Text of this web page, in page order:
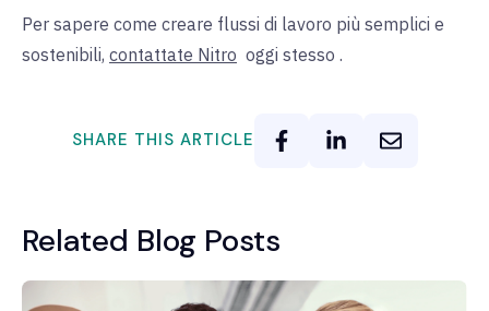
Per sapere come creare flussi di lavoro più semplici e
sostenibili, contattate Nitro oggi stesso .
SHARE THIS ARTICLE
Related Blog Posts